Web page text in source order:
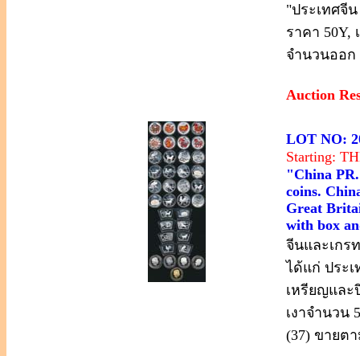
"ประเทศจี
ราคา 50Y,
จำนวนออก
Auction
LOT NO:
Starting:
"China
coins.
Great
with box
จีนและเกร
ได้แก่ ประเ
เหรียญและ
เงาจำนวน
(37) ขายต